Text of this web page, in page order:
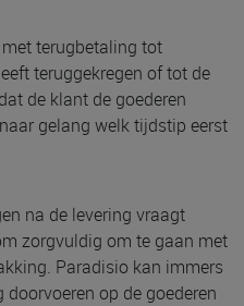
terugbetaling tot
teruggekregen of tot de
de klant de goederen
gelang welk tijdstip eerst
na de levering vraagt
zorgvuldig om te gaan met
Paradisio kan immers
op de goederen